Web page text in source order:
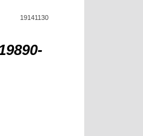
19141130